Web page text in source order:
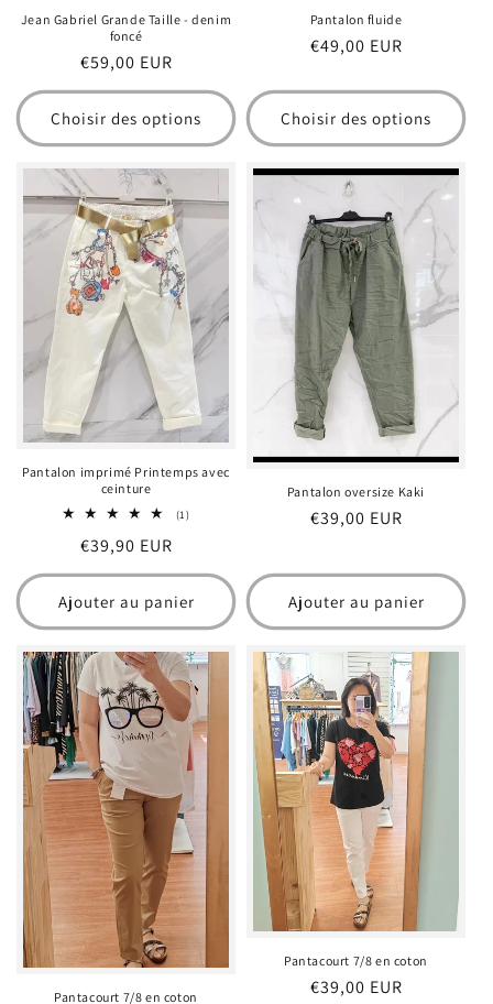
Jean Gabriel Grande Taille - denim
foncé
Prix
habituel
€59,00 EUR
Choisir des options
Pantalon fluide
Prix
€49,00 EUR
Choisir des options
Pantalon imprimé Printemps avec
ceinture
(1)1
Prix
habituel
€39,90 EUR
Ajouter au panier
Pantalon oversize Kaki
Prix
€39,00 EUR
Ajouter au panier
Pantacourt 7/8 en coton
Pantacourt 7/8 en coton
Prix
€39,00 EUR